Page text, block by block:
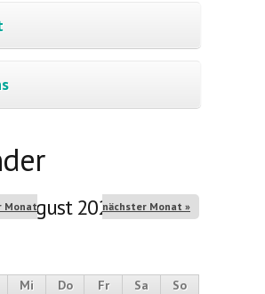
August 2026
Monat nächster Monat »
Mi Do Fr Sa
So